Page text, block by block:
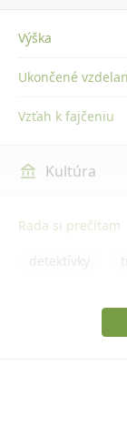
Výška
Ukončené
Vzťah k fajčeniu
Kultúra
Rada si prečítam
detektívky